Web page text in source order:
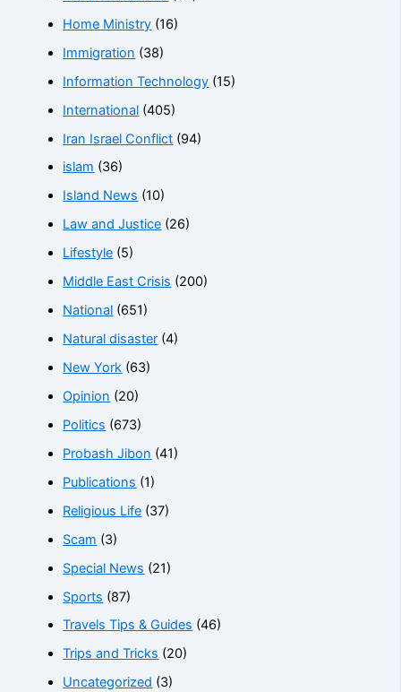
Home Ministry (16)
Immigration (38)
Information Technology (15)
International (405)
Iran Israel Conflict (94)
islam (36)
Island News (10)
Law and Justice (26)
Lifestyle (5)
Middle East Crisis (200)
National (651)
Natural disaster (4)
New York (63)
Opinion (20)
Politics (673)
Probash Jibon (41)
Publications (1)
Religious Life (37)
Scam (3)
Special News (21)
Sports (87)
Travels Tips & Guides (46)
Trips and Tricks (20)
Uncategorized (3)